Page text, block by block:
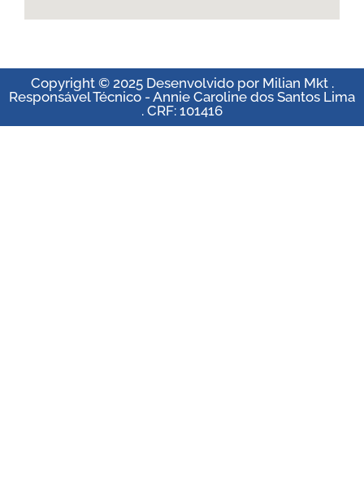
Copyright © 2025 Desenvolvido por Milian Mkt .
Responsável Técnico - Annie Caroline dos Santos Lima
. CRF: 101416